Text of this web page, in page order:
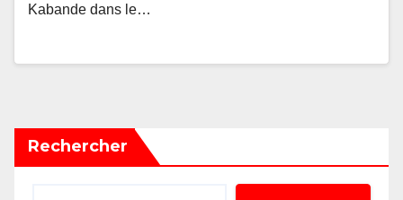
Kabande dans le…
Rechercher